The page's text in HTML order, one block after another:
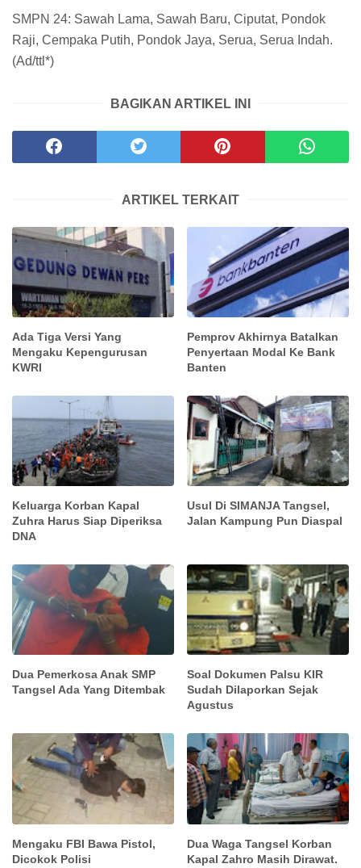
SMPN 24: Sawah Lama, Sawah Baru, Ciputat, Pondok
Raji, Cempaka Putih, Pondok Jaya, Serua, Serua Indah.
(Ad/ttl*)
BAGIKAN ARTIKEL INI
ARTIKEL TERKAIT
Ada Tiga Versi Yang
Mengaku Kepengurusan
KWRI
Pemprov Akhirnya Batalkan
Penyertaan Modal Ke Bank
Banten
Keluarga Korban Kapal
Zuhra Harus Siap Diperiksa
DNA
Usul Di SIMANJA Tangsel,
Jalan Kampung Pun Diaspal
Dua Pemerkosa Anak SMP
Tangsel Ada Yang Ditembak
Soal Dokumen Palsu KIR
Sudah Dilaporkan Sejak
Agustus
Mengaku FBI Bawa Pistol,
Dicokok Polisi
Dua Waga Tangsel Korban
Kapal Zahro Masih Dirawat.